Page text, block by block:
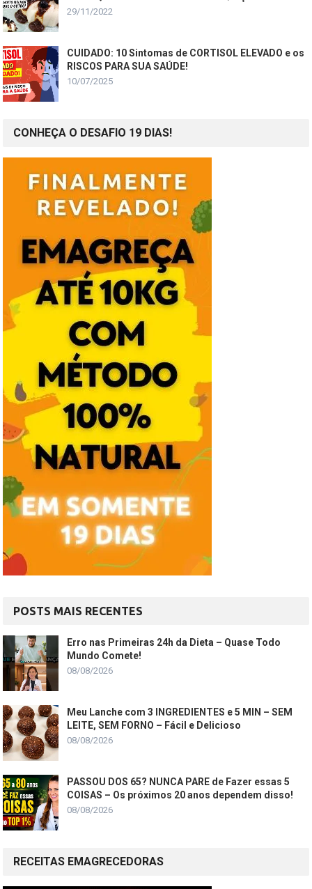
29/11/2022
CUIDADO: 10 Sintomas de CORTISOL ELEVADO e os
RISCOS PARA SUA SAÚDE!
10/07/2025
CONHEÇA O DESAFIO 19 DIAS!
POSTS MAIS RECENTES
Erro nas Primeiras 24h da Dieta – Quase Todo
Mundo Comete!
08/08/2026
Meu Lanche com 3 INGREDIENTES e 5 MIN – SEM
LEITE, SEM FORNO – Fácil e Delicioso
08/08/2026
PASSOU DOS 65? NUNCA PARE de Fazer essas 5
COISAS – Os próximos 20 anos dependem disso!
08/08/2026
RECEITAS EMAGRECEDORAS